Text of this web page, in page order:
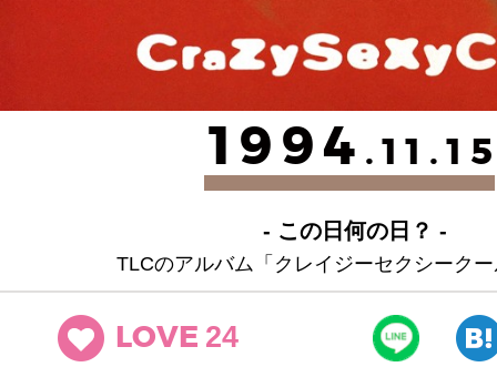
1994
- この日何の日？ -
TLCのアルバム「クレイジーセクシーク
LOVE 24